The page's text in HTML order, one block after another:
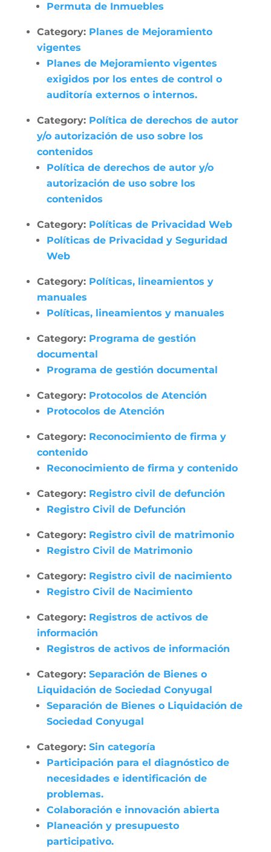
Permuta de Inmuebles
Category: Planes de Mejoramiento
vigentes
Planes de Mejoramiento vigentes
exigidos por los entes de control o
auditoría externos o internos.
Category: Política de derechos de autor
y/o autorización de uso sobre los
contenidos
Política de derechos de autor y/o
autorización de uso sobre los
contenidos
Category: Políticas de Privacidad Web
Políticas de Privacidad y Seguridad
Web
Category: Políticas, lineamientos y
manuales
Políticas, lineamientos y manuales
Category: Programa de gestión
documental
Programa de gestión documental
Category: Protocolos de Atención
Protocolos de Atención
Category: Reconocimiento de firma y
contenido
Reconocimiento de firma y contenido
Category: Registro civil de defunción
Registro Civil de Defunción
Category: Registro civil de matrimonio
Registro Civil de Matrimonio
Category: Registro civil de nacimiento
Registro Civil de Nacimiento
Category: Registros de activos de
información
Registros de activos de información
Category: Separación de Bienes o
Liquidación de Sociedad Conyugal
Separación de Bienes o Liquidación de
Sociedad Conyugal
Category: Sin categoría
Participación para el diagnóstico de
necesidades e identificación de
problemas.
Colaboración e innovación abierta
Planeación y presupuesto
participativo.